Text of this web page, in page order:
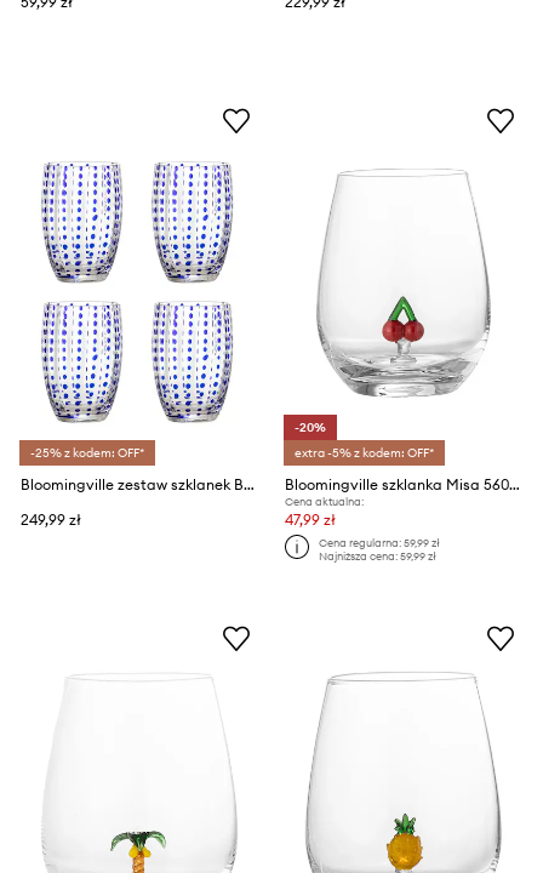
-25% z kodem: OFF*
Bloomingville zestaw szklanek Brinley 350 ml 4-pack
249,99 zł
-20%
extra -5% z kodem: OFF*
Bloomingville szklanka Misa 560 ml
Cena aktualna:
47,99 zł
Cena regularna:59,99 zł
Najniższa cena:59,99 zł